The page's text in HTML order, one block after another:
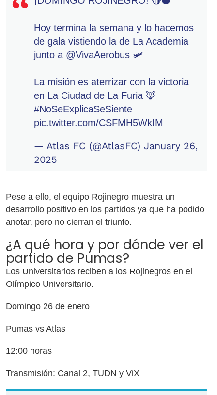
Hoy termina la semana y lo hacemos
de gala vistiendo la de La Academia
junto a @VivaAerobus 🛩️
La misión es aterrizar con la victoria
en La Ciudad de La Furia 🦊
#NoSeExplicaSeSiente
pic.twitter.com/CSFMH5WkIM
— Atlas FC (@AtlasFC) January 26,
2025
Pese a ello, el equipo Rojinegro muestra un
desarrollo positivo en los partidos ya que ha podido
anotar, pero no cierran el triunfo.
¿A qué hora y por dónde ver el
partido de Pumas?
Los Universitarios reciben a los Rojinegros en el
Olímpico Universitario.
Domingo 26 de enero
Pumas vs Atlas
12:00 horas
Transmisión: Canal 2, TUDN y ViX